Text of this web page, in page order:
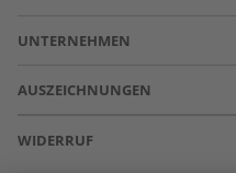
UNTERNEHMEN
AUSZEICHNUNGEN
WIDERRUF